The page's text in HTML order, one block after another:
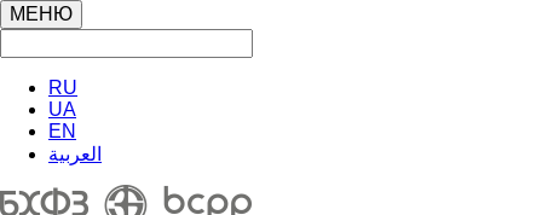
МЕНЮ
RU
UA
EN
العربية